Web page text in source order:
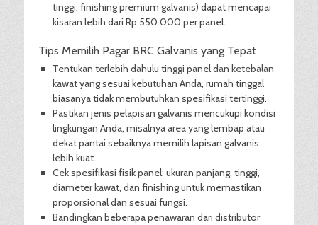
tinggi, finishing premium galvanis) dapat mencapai
kisaran lebih dari Rp 550.000 per panel.
Tips Memilih Pagar BRC Galvanis yang Tepat
Tentukan terlebih dahulu tinggi panel dan ketebalan
kawat yang sesuai kebutuhan Anda, rumah tinggal
biasanya tidak membutuhkan spesifikasi tertinggi.
Pastikan jenis pelapisan galvanis mencukupi kondisi
lingkungan Anda, misalnya area yang lembap atau
dekat pantai sebaiknya memilih lapisan galvanis
lebih kuat.
Cek spesifikasi fisik panel: ukuran panjang, tinggi,
diameter kawat, dan finishing untuk memastikan
proporsional dan sesuai fungsi.
Bandingkan beberapa penawaran dari distributor